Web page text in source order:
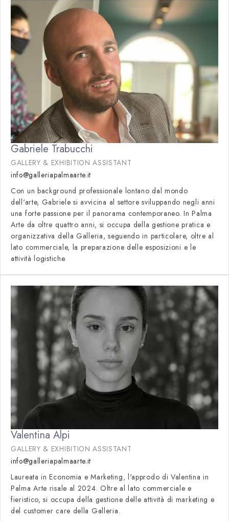
Gabriele Trabucchi
GALLERY & EXHIBITION ASSISTANT
info@galleriapalmaarte.it
Con un background professionale lontano dal mondo
dell'arte, Gabriele si avvicina al settore sviluppando negli anni
una forte passione per il panorama contemporaneo. In Palma
Arte da oltre quattro anni, si occupa della gestione pratica e
organizzativa della Galleria, seguendo in particolare, oltre al
lato commerciale, la preparazione delle esposizioni e le
attività logistiche.
Valentina Alpi
GALLERY & EXHIBITION ASSISTANT
info@galleriapalmaarte.it
Laureata in Economia e Marketing, l'approdo di Valentina in
Palma Arte risale al 2024. Oltre al lato commerciale e
fieristico, si occupa della gestione delle attività di marketing e
del customer care della Galleria.